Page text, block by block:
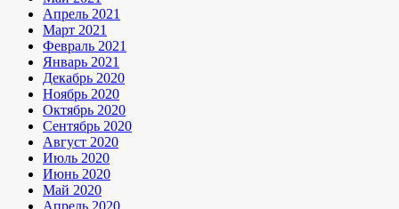
Апрель 2021
Март 2021
Февраль 2021
Январь 2021
Декабрь 2020
Ноябрь 2020
Октябрь 2020
Сентябрь 2020
Август 2020
Июль 2020
Июнь 2020
Май 2020